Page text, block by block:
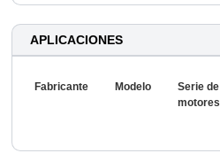
APLICACIONES
Fabricante Modelo
Serie de
motores